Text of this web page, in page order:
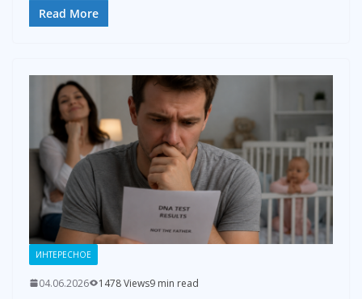
Read More
ИНТЕРЕСНОЕ
04.06.2026 1478 Views9 min read